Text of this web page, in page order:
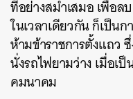
ที่อย่างสม่ำเสมอ เพื่อ
ในเวลาเดียวกัน ก็เป็น
ห้ามข้าราชการตั้งแถว
นั่งรถไฟยามว่าง เมื่อเ
คมนาคม